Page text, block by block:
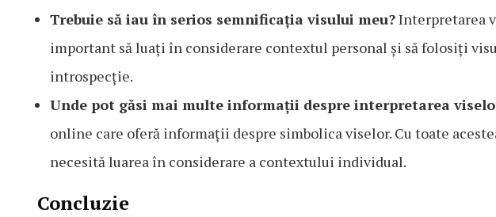
Trebuie să iau în serios semnificația visului meu?Interpretarea
important să luați în considerare contextul personal și să folosiți
introspecție.
Unde pot găsi mai multe informații despre interpretarea
online care oferă informații despre simbolica viselor. Cu toate
necesită luarea în considerare a contextului individual.
Concluzie